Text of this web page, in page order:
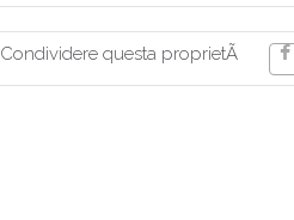
Condividere questa proprietÃ